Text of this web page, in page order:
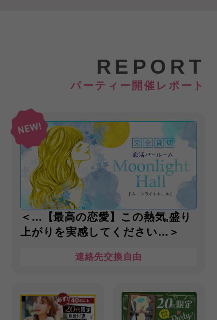
REPORT
パーティー開催レポート
＜…【最高の恋愛】この熱気,盛り
上がりを実感してください…＞
連絡先交換自由